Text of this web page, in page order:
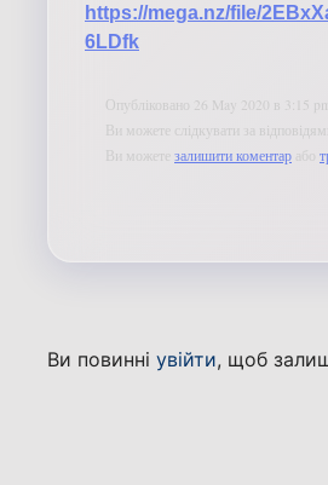
https://mega.nz/file/
6LDfk
Опубліковано 26 May 2020 в 3:15
Ви можете слідкувати за
Ви можете залишити коментар
Ви повинні увійти, щоб